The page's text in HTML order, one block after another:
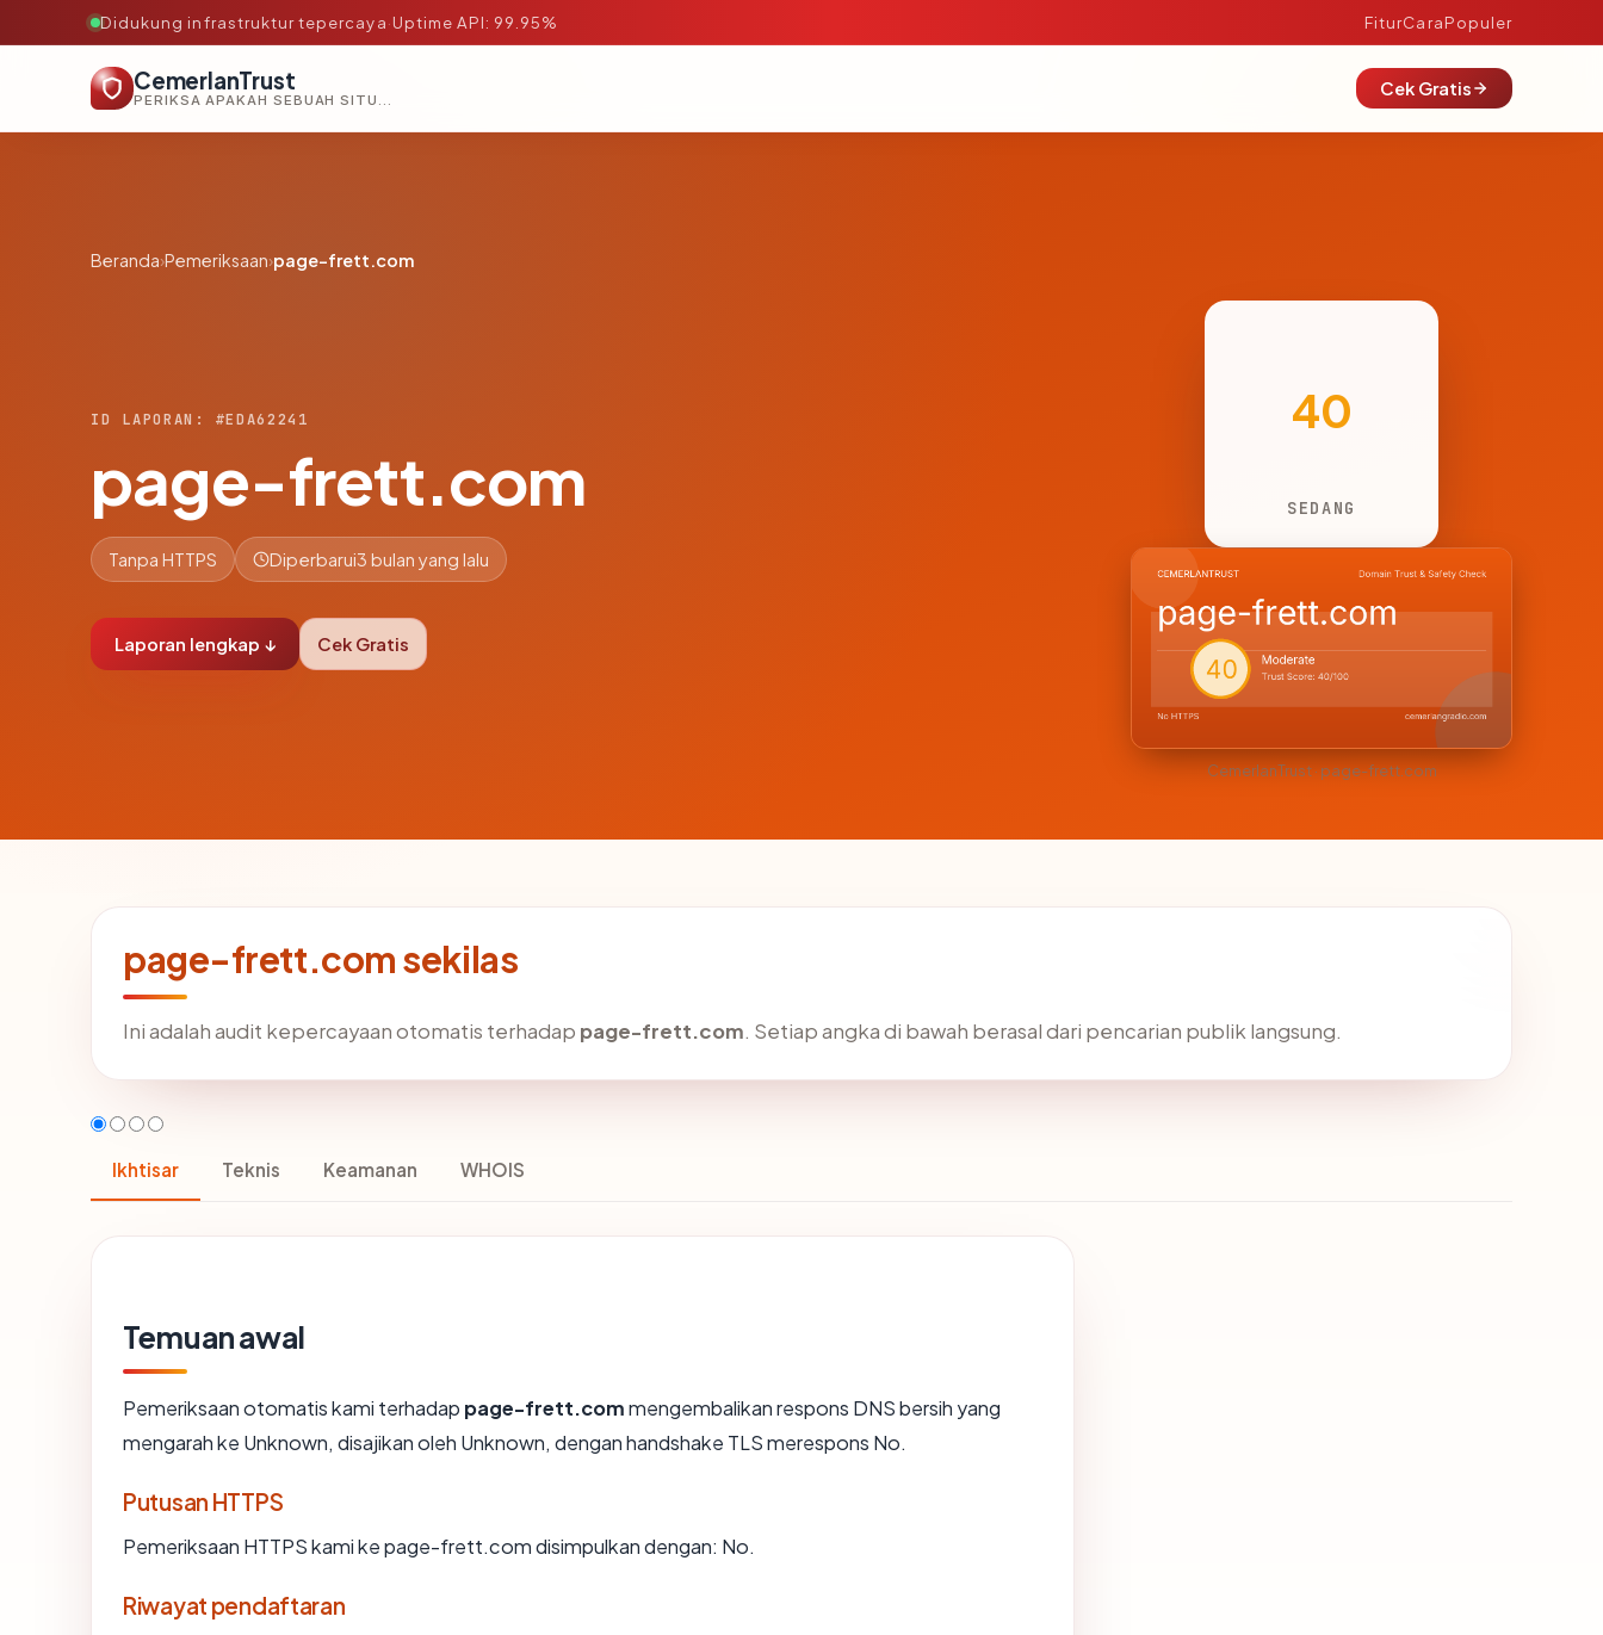
Didukung infrastruktur tepercaya·Uptime API: 99.95% FiturCaraPopuler
CemerlanTrust
PERIKSA APAKAH SEBUAH SITUS AMAN, TEPERCAYA, DAN TERVERIFIKASI DALAM HITUNGAN DETIK.
Cek Gratis
Beranda›Pemeriksaan›page-frett.com
ID LAPORAN: #EDA62241
page-frett.com
Tanpa HTTPS Diperbarui3 bulan yang lalu
Laporan lengkap ↓ Cek Gratis
40
SEDANG
CemerlanTrust · page-frett.com
page-frett.com sekilas
Ini adalah audit kepercayaan otomatis terhadap page-frett.com. Setiap angka di bawah berasal dari pencarian publik langsung.
Ikhtisar Teknis Keamanan WHOIS
Temuan awal
Pemeriksaan otomatis kami terhadap page-frett.commengembalikan respons DNS bersih yang
mengarah ke Unknown, disajikan oleh Unknown, dengan handshake TLS merespons No.
Putusan HTTPS
Pemeriksaan HTTPS kami ke page-frett.com disimpulkan dengan: No.
Riwayat pendaftaran